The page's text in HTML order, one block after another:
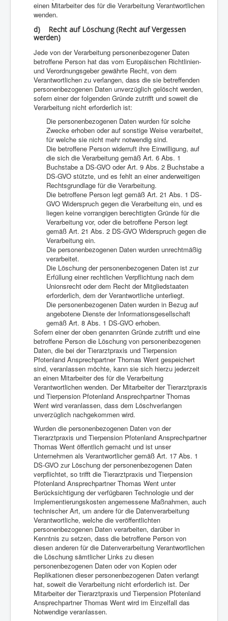
einen Mitarbeiter des für die Verarbeitung Verantwortlichen
wenden.
d) Recht auf Löschung (Recht auf Vergessen
werden)
Jede von der Verarbeitung personenbezogener Daten
betroffene Person hat das vom Europäischen Richtlinien-
und Verordnungsgeber gewährte Recht, von dem
Verantwortlichen zu verlangen, dass die sie betreffenden
personenbezogenen Daten unverzüglich gelöscht werden,
sofern einer der folgenden Gründe zutrifft und soweit die
Verarbeitung nicht erforderlich ist:
Die personenbezogenen Daten wurden für solche
Zwecke erhoben oder auf sonstige Weise verarbeitet,
für welche sie nicht mehr notwendig sind.
Die betroffene Person widerruft ihre Einwilligung, auf
die sich die Verarbeitung gemäß Art. 6 Abs. 1
Buchstabe a DS-GVO oder Art. 9 Abs. 2 Buchstabe a
DS-GVO stützte, und es fehlt an einer anderweitigen
Rechtsgrundlage für die Verarbeitung.
Die betroffene Person legt gemäß Art. 21 Abs. 1 DS-
GVO Widerspruch gegen die Verarbeitung ein, und es
liegen keine vorrangigen berechtigten Gründe für die
Verarbeitung vor, oder die betroffene Person legt
gemäß Art. 21 Abs. 2 DS-GVO Widerspruch gegen die
Verarbeitung ein.
Die personenbezogenen Daten wurden unrechtmäßig
verarbeitet.
Die Löschung der personenbezogenen Daten ist zur
Erfüllung einer rechtlichen Verpflichtung nach dem
Unionsrecht oder dem Recht der Mitgliedstaaten
erforderlich, dem der Verantwortliche unterliegt.
Die personenbezogenen Daten wurden in Bezug auf
angebotene Dienste der Informationsgesellschaft
gemäß Art. 8 Abs. 1 DS-GVO erhoben.
Sofern einer der oben genannten Gründe zutrifft und eine
betroffene Person die Löschung von personenbezogenen
Daten, die bei der Tierarztpraxis und Tierpension
Pfotenland Ansprechpartner Thomas Went gespeichert
sind, veranlassen möchte, kann sie sich hierzu jederzeit
an einen Mitarbeiter des für die Verarbeitung
Verantwortlichen wenden. Der Mitarbeiter der Tierarztpraxis
und Tierpension Pfotenland Ansprechpartner Thomas
Went wird veranlassen, dass dem Löschverlangen
unverzüglich nachgekommen wird.
Wurden die personenbezogenen Daten von der
Tierarztpraxis und Tierpension Pfotenland Ansprechpartner
Thomas Went öffentlich gemacht und ist unser
Unternehmen als Verantwortlicher gemäß Art. 17 Abs. 1
DS-GVO zur Löschung der personenbezogenen Daten
verpflichtet, so trifft die Tierarztpraxis und Tierpension
Pfotenland Ansprechpartner Thomas Went unter
Berücksichtigung der verfügbaren Technologie und der
Implementierungskosten angemessene Maßnahmen, auch
technischer Art, um andere für die Datenverarbeitung
Verantwortliche, welche die veröffentlichten
personenbezogenen Daten verarbeiten, darüber in
Kenntnis zu setzen, dass die betroffene Person von
diesen anderen für die Datenverarbeitung Verantwortlichen
die Löschung sämtlicher Links zu diesen
personenbezogenen Daten oder von Kopien oder
Replikationen dieser personenbezogenen Daten verlangt
hat, soweit die Verarbeitung nicht erforderlich ist. Der
Mitarbeiter der Tierarztpraxis und Tierpension Pfotenland
Ansprechpartner Thomas Went wird im Einzelfall das
Notwendige veranlassen.